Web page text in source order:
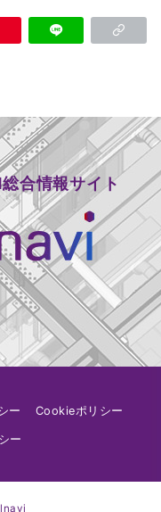
合情報サイト
ー Cookieポリシー
ー